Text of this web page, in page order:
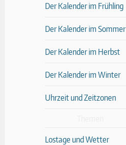
Der Kalender im Frühling
Der Kalender im Sommer
Der Kalender im Herbst
Der Kalender im Winter
Uhrzeit und Zeitzonen
Lostage und Wetter